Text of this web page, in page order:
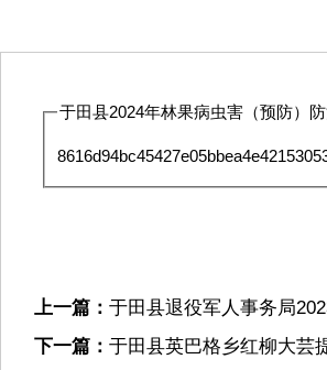
于田县2024年林果病虫害（预防）
上一篇： 于田县退役军人事务局
下一篇： 于田县英巴格乡红柳大芸